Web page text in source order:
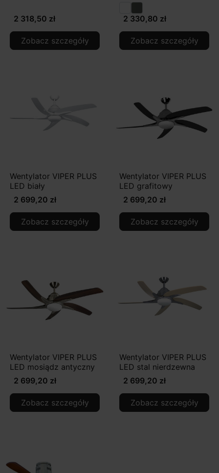
2 318,50 zł
Zobacz szczegóły
2 330,80 zł
Zobacz szczegóły
Wentylator VIPER PLUS
LED biały
2 699,20 zł
Zobacz szczegóły
Wentylator VIPER PLUS
LED grafitowy
2 699,20 zł
Zobacz szczegóły
Wentylator VIPER PLUS
LED mosiądz antyczny
2 699,20 zł
Zobacz szczegóły
Wentylator VIPER PLUS
LED stal nierdzewna
2 699,20 zł
Zobacz szczegóły